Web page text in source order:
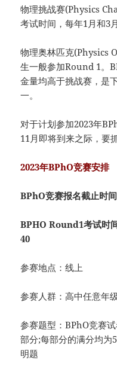
物理挑战赛(Physics
考试时间，每年1月和3月
物理奥林匹克(Physics
生一般参加Round 1。
金量均高于挑战赛，是
一。
对于计划参加2023年
11月即将到来之际，要
2023年BPhO竞赛安排
BPhO竞赛报名截止时
BPHO Round1考试时
40
参赛地点：线上
参赛人群：高中任意年
参赛题型：BPhO竞赛
部分;每部分的满分均为
明题